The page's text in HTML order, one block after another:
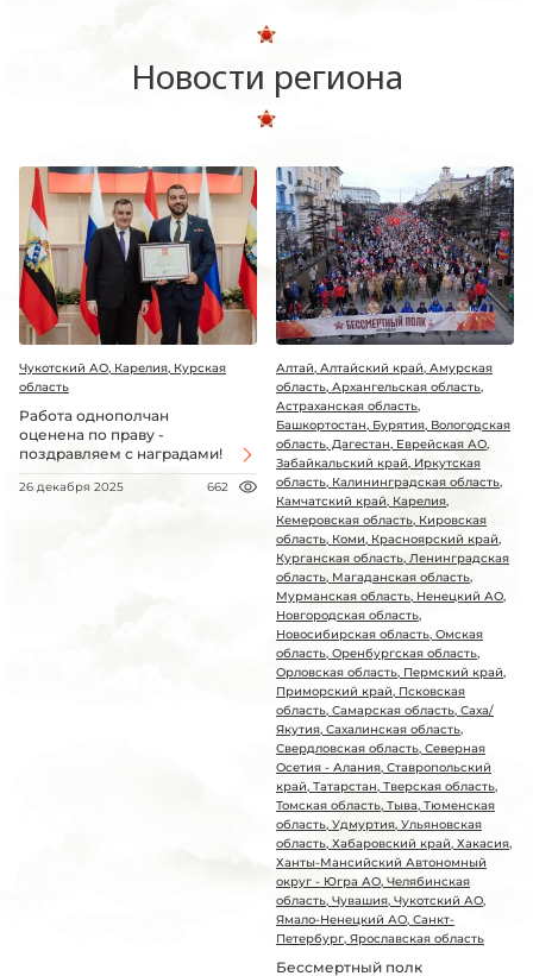
Новости региона
Чукотский АО, Карелия, Курская
область
Работа однополчан
оценена по праву -
поздравляем с наградами!
26 декабря 2025 662
Алтай, Алтайский край, Амурская
область, Архангельская область,
Астраханская область,
Башкортостан, Бурятия, Вологодская
область, Дагестан, Еврейская АО,
Забайкальский край, Иркутская
область, Калининградская область,
Камчатский край, Карелия,
Кемеровская область, Кировская
область, Коми, Красноярский край,
Курганская область, Ленинградская
область, Магаданская область,
Мурманская область, Ненецкий АО,
Новгородская область,
Новосибирская область, Омская
область, Оренбургская область,
Орловская область, Пермский край,
Приморский край, Псковская
область, Самарская область, Саха/
Якутия, Сахалинская область,
Свердловская область, Северная
Осетия - Алания, Ставропольский
край, Татарстан, Тверская область,
Томская область, Тыва, Тюменская
область, Удмуртия, Ульяновская
область, Хабаровский край, Хакасия,
Ханты-Мансийский Автономный
округ - Югра АО, Челябинская
область, Чувашия, Чукотский АО,
Ямало-Ненецкий АО, Санкт-
Петербург, Ярославская область
Бессмертный полк